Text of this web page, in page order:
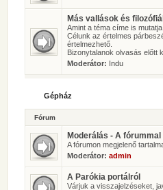
Más vallások és
Amint a téma címe is
Célunk az értelmes
értelmezhető.
Bizonytalanok olvasás előtt
Moderátor: Indu
Gépház
Fórum
Moderálás - A
A fórumon megjelenő
Moderátor: admin
A Parókia portálról
Várjuk a visszajelzéseket,